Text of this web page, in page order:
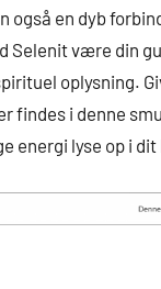
også en dyb
Selenit være din
oplysning.
findes i denne
energi lyse op i dit